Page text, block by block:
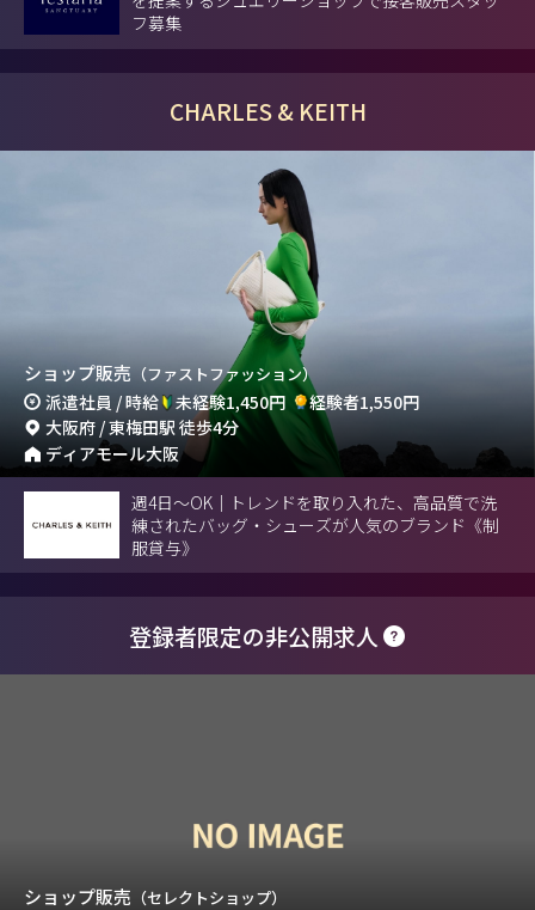
フ募集
CHARLES & KEITH
ショップ販売 （ファストファッション）
派遣社員 / 時給 未経験1,450円
経験者1,550円
大阪府 / 東梅田駅 徒歩4分
ディアモール大阪
週4日〜OK｜トレンドを取り入れた、高品質で洗
練されたバッグ・シューズが人気のブランド《制
服貸与》
登録者限定の非公開求人
ショップ販売 （セレクトショップ）